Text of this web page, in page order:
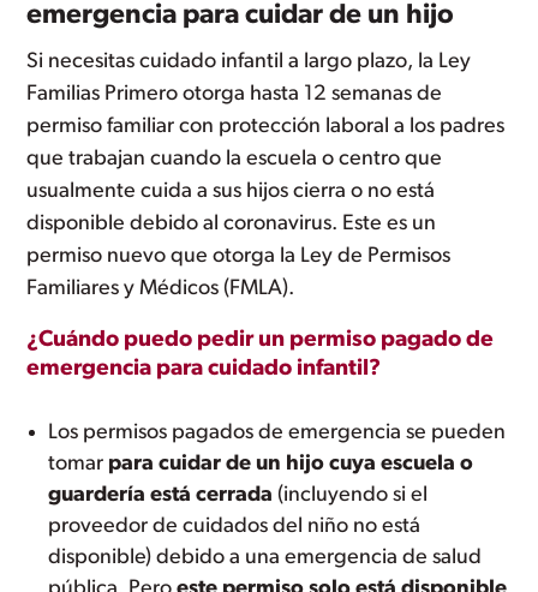
emergencia para cuidar de un hijo
Si necesitas cuidado infantil a largo plazo, la Ley
Familias Primero otorga hasta 12 semanas de
permiso familiar con protección laboral a los padres
que trabajan cuando la escuela o centro que
usualmente cuida a sus hijos cierra o no está
disponible debido al coronavirus. Este es un
permiso nuevo que otorga la Ley de Permisos
Familiares y Médicos (FMLA).
¿Cuándo puedo pedir un permiso pagado de
emergencia para cuidado infantil?
Los permisos pagados de emergencia se pueden
tomar para cuidar de un hijo cuya escuela o
guardería está cerrada (incluyendo si el
proveedor de cuidados del niño no está
disponible) debido a una emergencia de salud